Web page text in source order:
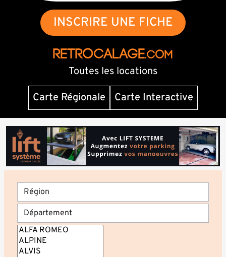
INSCRIRE UNE FICHE
RETROCALAGE.com
Toutes les locations
Carte Régionale
Carte Interactive